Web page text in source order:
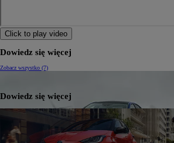
Click to play video
Dowiedz się więcej
Zobacz wszystko (7)
Dowiedz się więcej